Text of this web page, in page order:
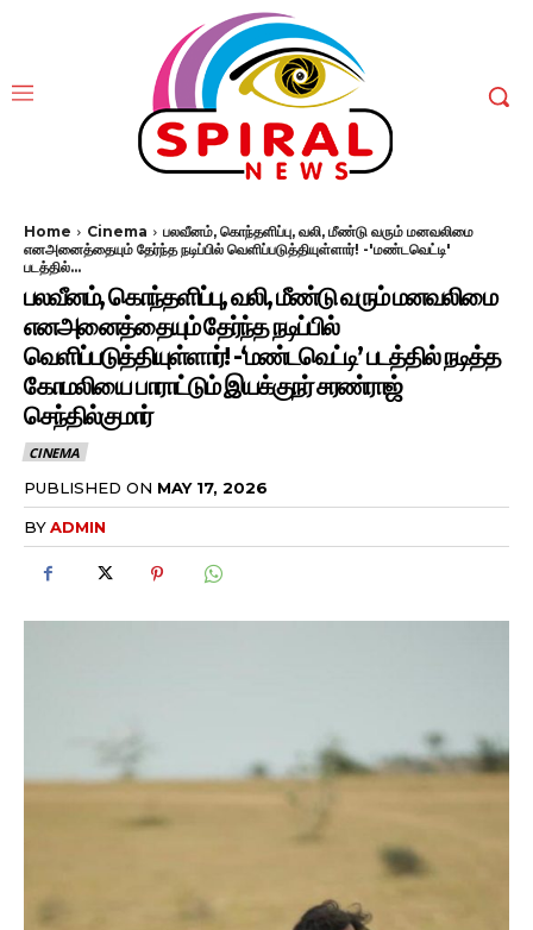
Home Cinema
பலவீனம், கொந்தளிப்பு, வலி, மீண்டு வரும் மனவலிமை
எனஅனைத்தையும் தேர்ந்த நடிப்பில் வெளிப்படுத்தியுள்ளார்! -'மண்டவெட்டி'
படத்தில்...
பலவீனம், கொந்தளிப்பு, வலி, மீண்டு வரும் மனவலிமை
எனஅனைத்தையும் தேர்ந்த நடிப்பில்
வெளிப்படுத்தியுள்ளார்! -‘மண்டவெட்டி’ படத்தில் நடித்த
கோமலியை பாராட்டும் இயக்குநர் சரண்ராஜ்
செந்தில்குமார்
CINEMA
PUBLISHED ON MAY 17, 2026
BYADMIN